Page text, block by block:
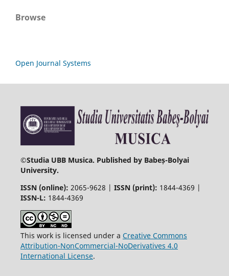
Browse
Open Journal Systems
©Studia UBB Musica. Published by Babeș-Bolyai
University.
ISSN (online): 2065-9628 | ISSN (print): 1844-4369 |
ISSN-L: 1844-4369
This work is licensed under a Creative Commons
Attribution-NonCommercial-NoDerivatives 4.0
International License.